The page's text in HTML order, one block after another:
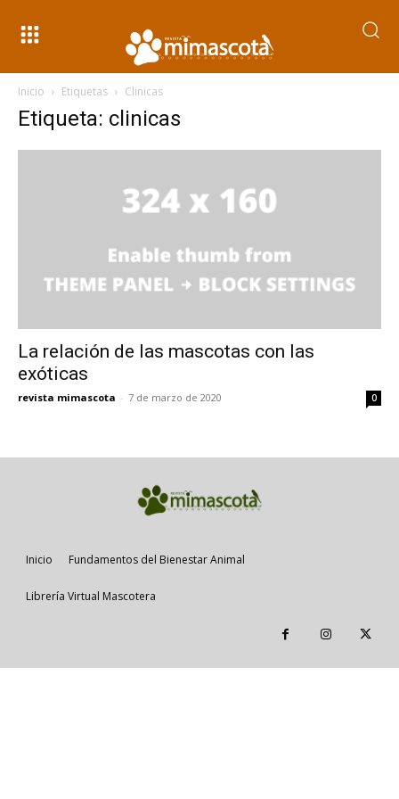
Inicio Etiquetas Clinicas
Etiqueta: clinicas
La relación de las mascotas con las
exóticas
revista mimascota - 7 de marzo de 2020 0
Inicio Fundamentos del Bienestar Animal
Librería Virtual Mascotera